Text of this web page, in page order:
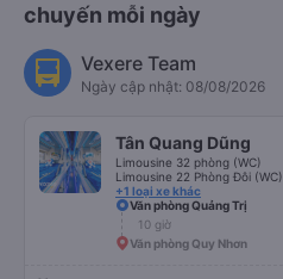
chuyến mỗi ngày
Vexere Team
Ngày cập nhật: 08/08/2026
Tân Quang Dũng
Limousine 32 phòng (WC)
Limousine 22 Phòng Đôi (WC)
+1 loại xe khác
Văn phòng Quảng Trị
10 giờ
Văn phòng Quy Nhơn